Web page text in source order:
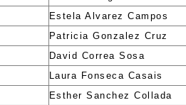
Estela Alvarez Campos
Patricia Gonzalez Cruz
David Correa Sosa
Laura Fonseca Casais
Esther Sanchez Collada